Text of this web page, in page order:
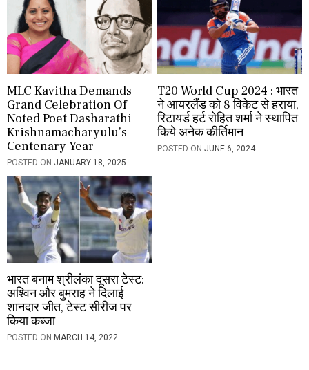
MLC Kavitha Demands
Grand Celebration Of
Noted Poet Dasharathi
Krishnamacharyulu’s
Centenary Year
POSTED ON JANUARY 18, 2025
T20 World Cup 2024 : भारत
ने आयरलैंड को 8 विकेट से हराया,
रिटायर्ड हर्ट रोहित शर्मा ने स्थापित
किये अनेक कीर्तिमान
POSTED ONJUNE 6, 2024
भारत बनाम श्रीलंका दूसरा टेस्ट:
अश्विन और बुमराह ने दिलाई
शानदार जीत, टेस्ट सीरीज पर
किया कब्जा
POSTED ON MARCH 14, 2022